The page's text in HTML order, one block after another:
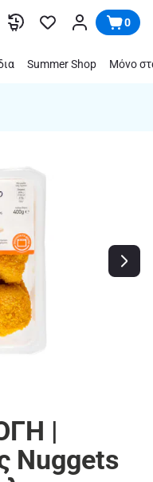
0
Summer Shop Μόνο
|
Nuggets